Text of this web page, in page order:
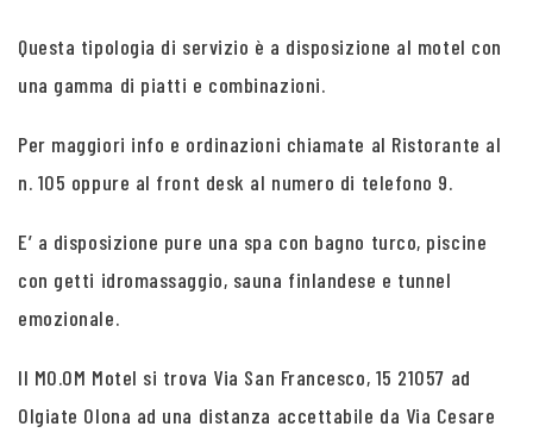
Questa tipologia di servizio è a disposizione al motel con
una gamma di piatti e combinazioni.
Per maggiori info e ordinazioni chiamate al Ristorante al
n. 105 oppure al front desk al numero di telefono 9.
E’ a disposizione pure una spa con bagno turco, piscine
con getti idromassaggio, sauna finlandese e tunnel
emozionale.
Il MO.OM Motel si trova Via San Francesco, 15 21057 ad
Olgiate Olona ad una distanza accettabile da Via Cesare